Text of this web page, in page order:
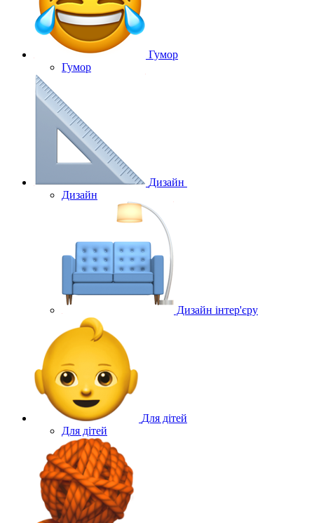
Гумор
Гумор
Дизайн
Дизайн
Дизайн інтер'єру
Для дітей
Для дітей